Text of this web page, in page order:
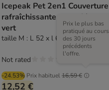
Icepeak Pet 2en1 Couverture
rafraîchissante pour chien,
vert
taille M : L 52 x l 62 cm
-24.53% Prix habituel16,59 €
Prix le plus bas
pratiqué au cours
des 30 jours
précédents
l'offre.
12,52 €
Not rated